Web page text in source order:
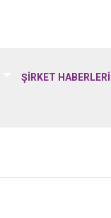
ŞİRKET HABERLERİ